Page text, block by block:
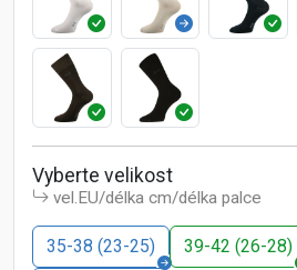
Vyberte velikost
vel.EU/délka cm/délka palce
35-38 (23-25) 39-42 (26-28)